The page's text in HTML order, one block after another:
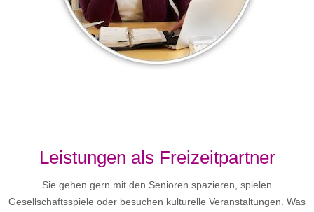
Leistungen als Freizeitpartner
Sie gehen gern mit den Senioren spazieren, spielen
Gesellschaftsspiele oder besuchen kulturelle Veranstaltungen. Was